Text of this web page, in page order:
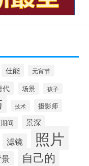
佳能 元宵节
代 场景 孩子
技术 摄影师
间 景深
滤镜 照片
自己的